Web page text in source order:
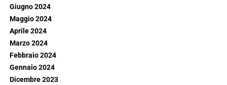
Giugno 2024
Maggio 2024
Aprile 2024
Marzo 2024
Febbraio 2024
Gennaio 2024
Dicembre 2023